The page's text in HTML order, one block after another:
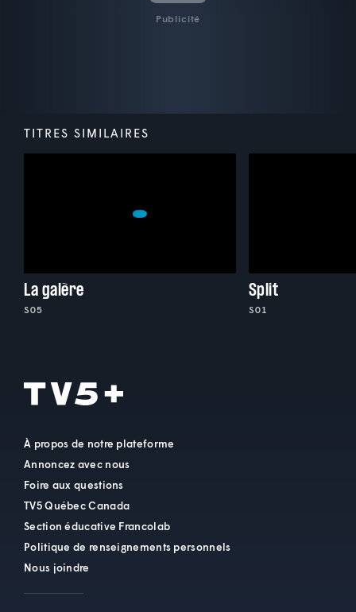
Publicité
TITRES SIMILAIRES
La galère
S05
Split
S01
À propos de notre plateforme
Annoncez avec nous
Foire aux questions
TV5 Québec Canada
Section éducative Francolab
Politique de renseignements personnels
Nous joindre